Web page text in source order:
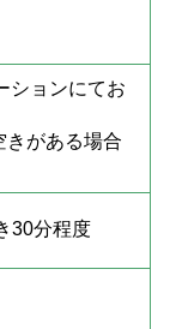
ションにてお
がある場合
30分程度